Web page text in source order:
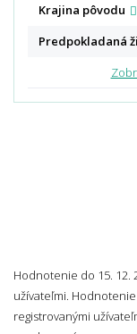
Krajina pôvodu
Predpokladaná
Hodnotenie do 15. 12.
užívateľmi.
registrovanými